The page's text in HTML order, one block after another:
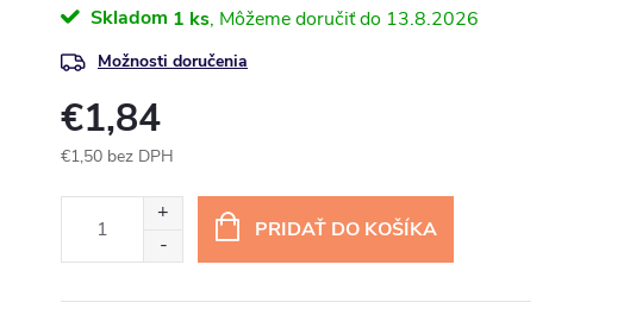
Skladom 1 ks 13.8.2026
Možnosti doručenia
€1,84
€1,50 bez DPH
PRIDAŤ DO KOŠÍKA